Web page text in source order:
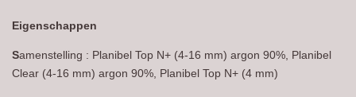
Eigenschappen
Samenstelling : Planibel Top N+ (4-16 mm) argon 90%, Planibel
Clear (4-16 mm) argon 90%, Planibel Top N+ (4 mm)